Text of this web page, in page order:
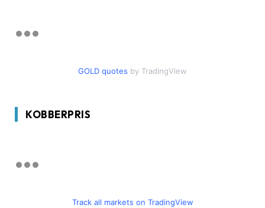
GOLD quotes by TradingView
KOBBERPRIS
Track all markets on TradingView